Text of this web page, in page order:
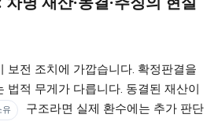
보전 조치에 가깝습니다. 확정판결을
법적 무게가 다릅니다. 동결된 재산이
유
구조라면 실제 환수에는 추가 판단